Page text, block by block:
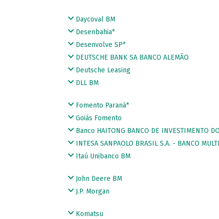
Daycoval BM
Desenbahia*
Desenvolve SP*
DEUTSCHE BANK SA BANCO ALEMÃO
Deutsche Leasing
DLL BM
Fomento Paraná*
Goiás Fomento
Banco HAITONG BANCO DE INVESTIMENTO
INTESA SANPAOLO BRASIL S.A. - BANCO
Itaú Unibanco BM
John Deere BM
J.P. Morgan
Komatsu